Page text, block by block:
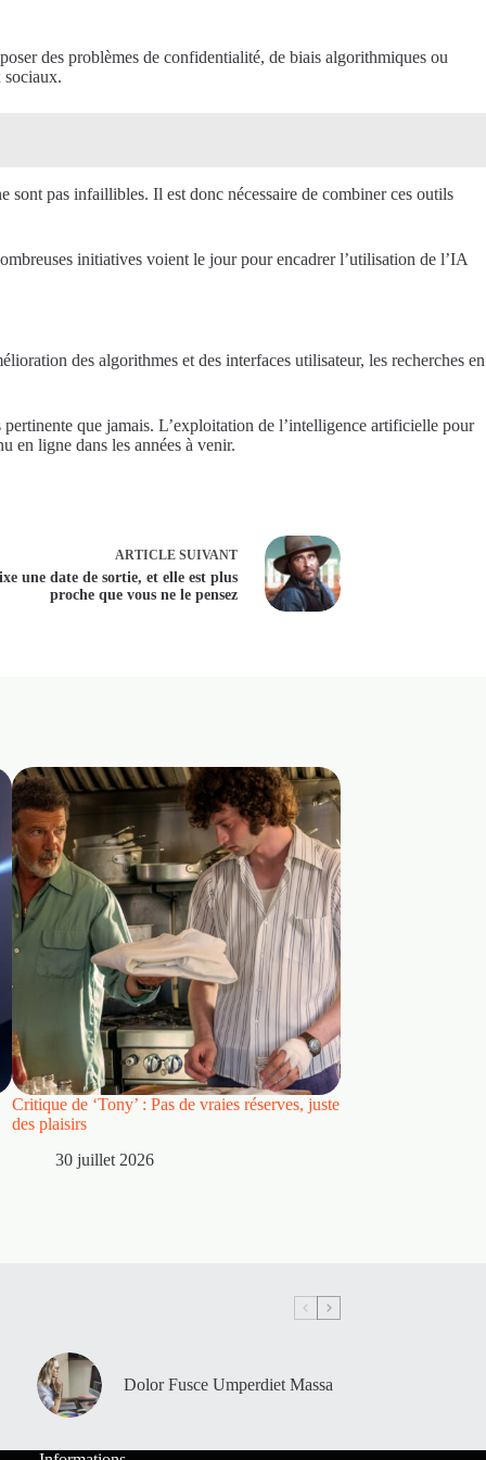
des problèmes de confidentialité, de biais algorithmiques ou
sociaux.
sont pas infaillibles. Il est donc nécessaire de combiner ces outils
initiatives voient le jour pour encadrer l’utilisation de l’IA
des algorithmes et des interfaces utilisateur, les recherches en
que jamais. L’exploitation de l’intelligence artificielle pour
en ligne dans les années à venir.
ARTICLESUIVANT
une date de sortie, et elle est plus
proche que vous ne le pensez
Critique de ‘Tony’ : Pas de vraies réserves, juste
des plaisirs
30 juillet 2026
Dolor Fusce Umperdiet Massa